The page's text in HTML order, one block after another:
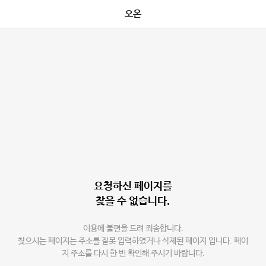
오온
요청하신 페이지를
찾을 수 없습니다.
이용에 불편을 드려 죄송합니다.
찾으시는 페이지는 주소를 잘못 입력하였거나 삭제된 페이지 입니다. 페이
지 주소를 다시 한 번 확인해 주시기 바랍니다.